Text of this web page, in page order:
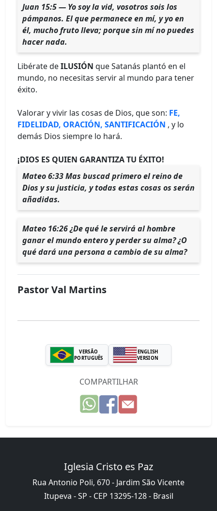
Juan 15:5 — Yo soy la vid, vosotros sois los
pámpanos. El que permanece en mí, y yo en
él, mucho fruto lleva; porque sin mí no puedes
hacer nada.
Libérate deILUSIÓN que Satanás plantó en el
mundo, no necesitas servir al mundo para tener
éxito.
Valorar y vivir las cosas de Dios, que son: FE,
FIDELIDAD, ORACIÓN, SANTIFICACIÓN , y lo
demás Dios siempre lo hará.
¡DIOS ES QUIEN GARANTIZA TU ÉXITO!
Mateo 6:33 Mas buscad primero el reino de
Dios y su justicia, y todas estas cosas os serán
añadidas.
Mateo 16:26 ¿De qué le servirá al hombre
ganar el mundo entero y perder su alma? ¿O
qué dará una persona a cambio de su alma?
Pastor Val Martins
VERSÃO
PORTUGUÊS
ENGLISH
VERSION
COMPARTILHAR
Iglesia Cristo es Paz
Rua Antonio Poli, 670 - Jardim São Vicente
Itupeva - SP - CEP 13295-128 - Brasil